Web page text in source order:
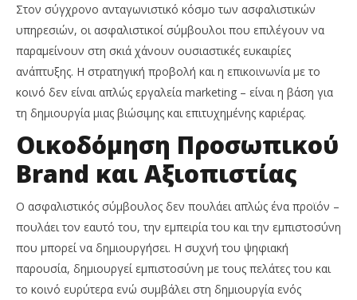
NOW VIEWING
Γιατί η Προβολή είναι κλειδί στην επιτυχία των
Ασφαλιστικών Συμβούλων;
18
Ιουλίου,
2025
Cyprus
Insurance
News
Team
Στον σύγχρονο ανταγωνιστικό κόσμο των ασφαλιστικών
υπηρεσιών, οι ασφαλιστικοί σύμβουλοι που επιλέγουν να
παραμείνουν στη σκιά χάνουν ουσιαστικές ευκαιρίες
ανάπτυξης. Η στρατηγική προβολή και η επικοινωνία με το
κοινό δεν είναι απλώς εργαλεία marketing – είναι η βάση για
τη δημιουργία μιας βιώσιμης και επιτυχημένης καριέρας.
Οικοδόμηση Προσωπικού
Brand και Αξιοπιστίας
Ο ασφαλιστικός σύμβουλος δεν πουλάει απλώς ένα προϊόν –
πουλάει τον εαυτό του, την εμπειρία του και την εμπιστοσύνη
που μπορεί να δημιουργήσει. Η συχνή του ψηφιακή
παρουσία, δημιουργεί εμπιστοσύνη με τους πελάτες του και
το κοινό ευρύτερα ενώ συμβάλει στη δημιουργία ενός